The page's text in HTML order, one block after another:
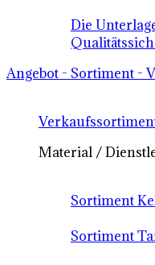
Die
Angebot - Sortiment -
Material /
Sortiment
Sortiment